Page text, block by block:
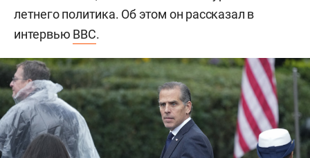
летнего политика. Об этом он рассказал в
интервью BBC.